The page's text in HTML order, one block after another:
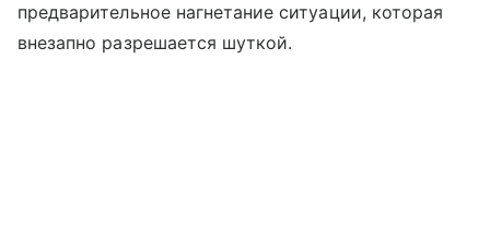
предварительное нагнетание ситуации, которая
внезапно разрешается шуткой.